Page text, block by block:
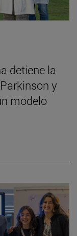
detiene la
y
modelo